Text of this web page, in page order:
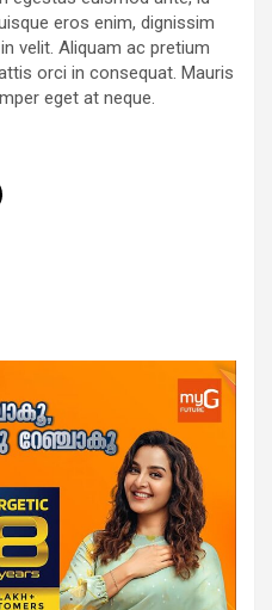
eros enim, dignissim
velit. Aliquam ac pretium
orci in consequat. Mauris
eget at neque.